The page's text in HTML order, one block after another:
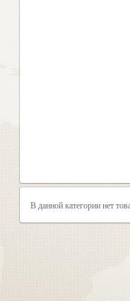
В данной категории нет